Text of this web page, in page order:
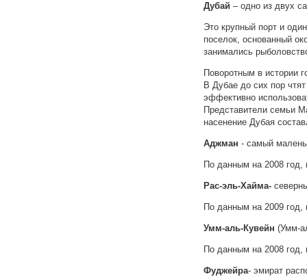
Дубай – одно из двух
Это крупный порт и
поселок, основанный
занимались
Поворотным в истории
В Дубае до сих пор
эффективно
Представители семьи
насенение Дубая
Аджман - самый
По данным на 2008 год,
Рас-эль-Хайма-
По данным на 2009 год,
Умм-аль-Кувейн (Умм-
По данным на 2008 год,
Фуджейра- эмират